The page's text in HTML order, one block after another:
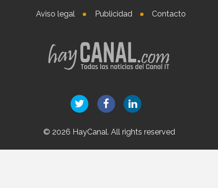
Aviso legal Publicidad Contacto
© 2026 HayCanal. All rights reserved